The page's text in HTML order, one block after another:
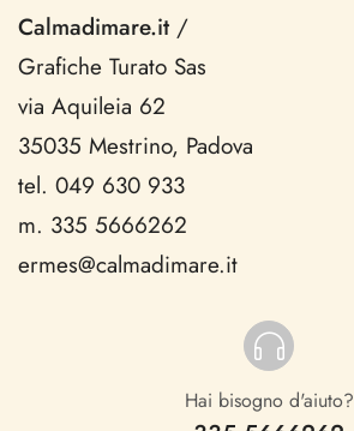
Calmadimare.it /
Grafiche Turato Sas
via Aquileia 62
35035 Mestrino, Padova
tel. 049 630 933
m. 335 5666262
ermes@calmadimare.it
Hai bisogno d'aiuto?